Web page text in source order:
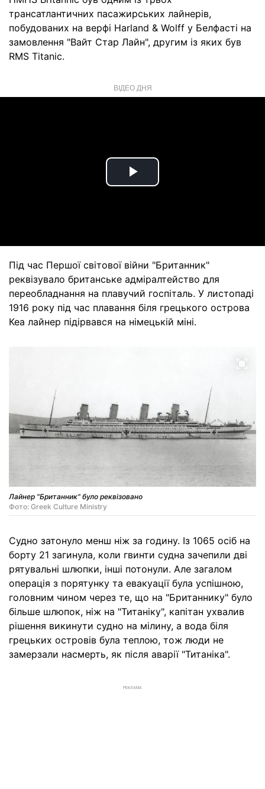
трансатлантичних пасажирських лайнерів,
побудованих на верфі Harland & Wolff у Белфасті на
замовлення "Вайт Стар Лайн", другим із яких був
RMS Titanic.
ВІДЕО ДНЯ
Play
Під час Першої світової війни "Британник"
реквізувало британське адміралтейство для
переобладнання на плавучий госпіталь. У листопаді
1916 року під час плавання біля грецького острова
Кеа лайнер підірвався на німецькій міні.
Лайнер "Британник" було реквізовано
Фото: Greek Culture Ministry
Судно затонуло менш ніж за годину. Із 1065 осіб на
борту 21 загинула, коли гвинти судна зачепили дві
рятувальні шлюпки, інші потонули. Але загалом
операція з порятунку та евакуації була успішною,
головним чином через те, що на "Британнику" було
більше шлюпок, ніж на "Титаніку", капітан ухвалив
рішення викинути судно на мілину, а вода біля
грецьких островів була теплою, тож люди не
замерзали насмерть, як після аварії "Титаніка".
РЕКЛАМА